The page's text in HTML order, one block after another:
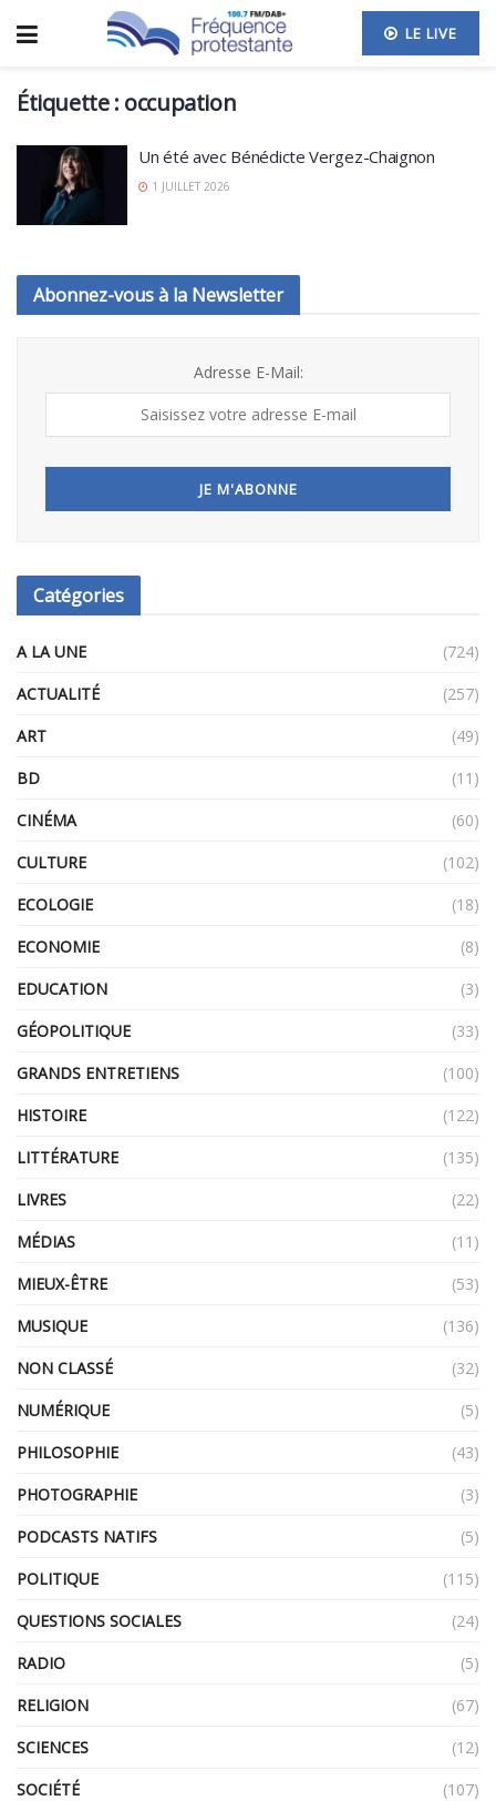
LE LIVE
Étiquette : occupation
Un été avec Bénédicte Vergez-Chaignon
1 JUILLET 2026
Abonnez-vous à la Newsletter
Adresse E-Mail:
Catégories
A LA UNE
(724)
ACTUALITÉ
(257)
ART
(49)
BD
(11)
CINÉMA
(60)
CULTURE
(102)
ECOLOGIE
(18)
ECONOMIE
(8)
EDUCATION
(3)
GÉOPOLITIQUE
(33)
GRANDS ENTRETIENS
(100)
HISTOIRE
(122)
LITTÉRATURE
(135)
LIVRES
(22)
MÉDIAS
(11)
MIEUX-ÊTRE
(53)
MUSIQUE
(136)
NON CLASSÉ
(32)
NUMÉRIQUE
(5)
PHILOSOPHIE
(43)
PHOTOGRAPHIE
(3)
PODCASTS NATIFS
(5)
POLITIQUE
(115)
QUESTIONS SOCIALES
(24)
RADIO
(5)
RELIGION
(67)
SCIENCES
(12)
SOCIÉTÉ
(107)